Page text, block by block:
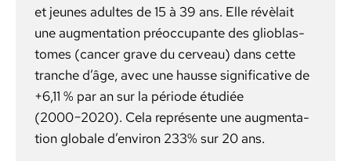
et jeunes adultes de 15 à 39 ans. Elle révèlait
une aug­men­ta­tion préoc­cu­pante des glioblas­
tomes (can­cer grave du cerveau) dans cette
tranche d’âge, avec une hausse sig­ni­fica­tive de
+6,11 % par an sur la péri­ode étudiée
(2000−2020). Cela représente une aug­men­ta­
tion glob­ale d’environ 233% sur 20 ans.